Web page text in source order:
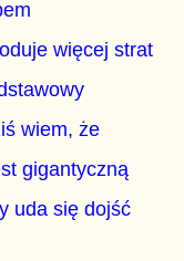
więcej strat
wiem, że
gigantyczną
uda się dojść